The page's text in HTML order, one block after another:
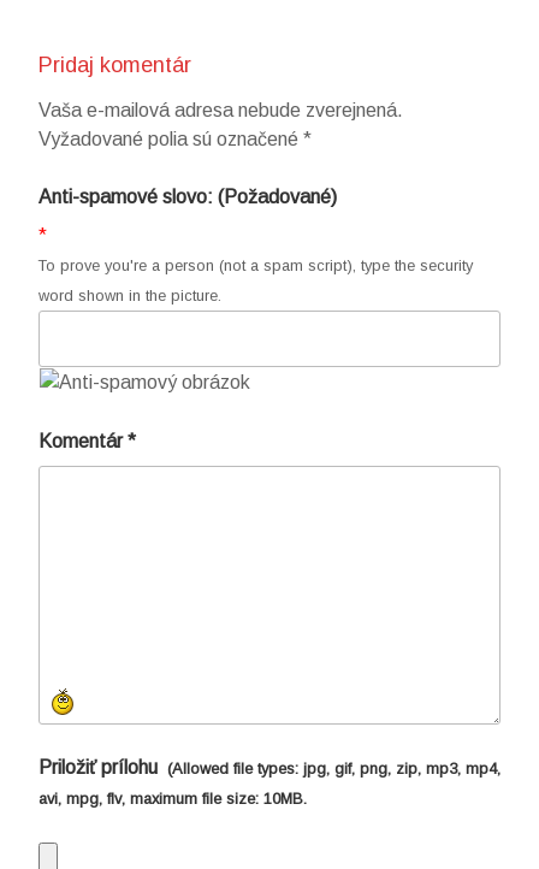
Pridaj komentár
Vaša e-mailová adresa nebude zverejnená.
Vyžadované polia sú označené *
Anti-spamové slovo: (Požadované)
*
To prove you're a person (not a spam script), type the security
word shown in the picture.
Komentár*
Priložiť prílohu (Allowed file types: jpg, gif, png, zip, mp3, mp4,
avi, mpg, flv, maximum file size: 10MB.